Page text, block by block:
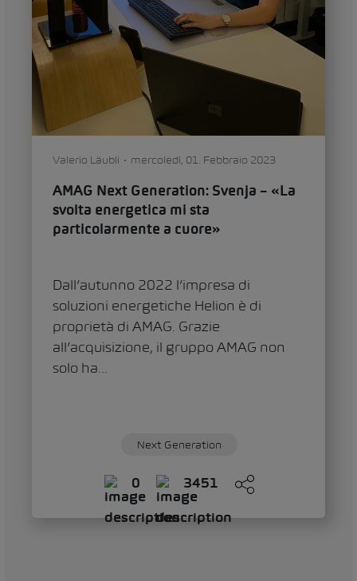
Valerio Läubli mercoledì, 01. Febbraio 2023
AMAG Next Generation: Svenja – «La
svolta energetica mi sta
particolarmente a cuore»
Dall’autunno 2022 l’impresa di
soluzioni energetiche Helion è di
proprietà di AMAG. Grazie
all’acquisizione, il gruppo AMAG non
solo ha...
Next Generation
0 3451